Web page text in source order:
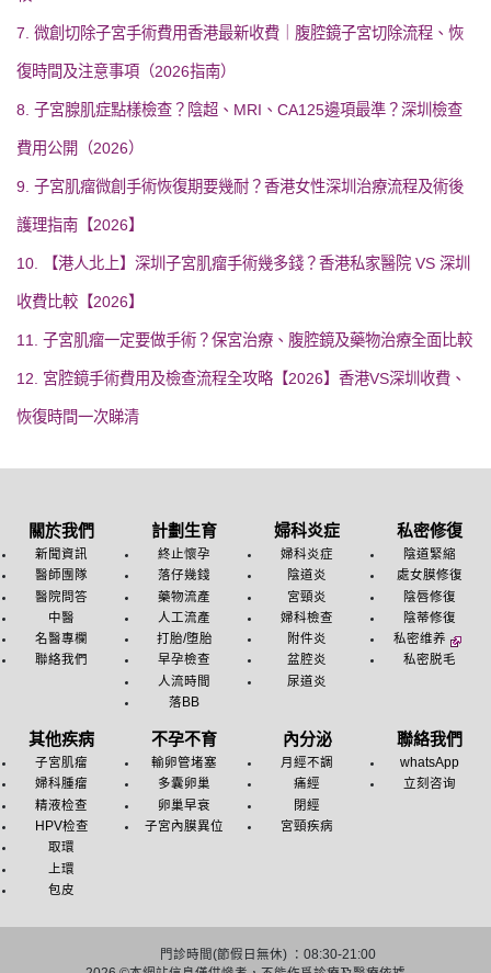
7. 微創切除子宮手術費用香港最新收費｜腹腔鏡子宮切除流程、恢
復時間及注意事項（2026指南）
8. 子宮腺肌症點樣檢查？陰超、MRI、CA125邊項最準？深圳檢查
費用公開（2026）
9. 子宮肌瘤微創手術恢復期要幾耐？香港女性深圳治療流程及術後
護理指南【2026】
10. 【港人北上】深圳子宮肌瘤手術幾多錢？香港私家醫院 VS 深圳
收費比較【2026】
11. 子宮肌瘤一定要做手術？保宮治療、腹腔鏡及藥物治療全面比較
12. 宮腔鏡手術費用及檢查流程全攻略【2026】香港VS深圳收費、
恢復時間一次睇清
關於我們
新聞資訊
醫師團隊
醫院問答
中醫
名醫專欄
聯絡我們
計劃生育
終止懷孕
落仔幾錢
藥物流產
人工流產
打胎/堕胎
早孕檢查
人流時間
落BB
婦科炎症
婦科炎症
陰道炎
宮頸炎
婦科檢查
附件炎
盆腔炎
尿道炎
私密修復
陰道緊縮
處女膜修復
陰唇修復
陰蒂修復
私密维养
私密脱毛
其他疾病
子宮肌瘤
婦科腫瘤
精液检查
HPV检查
取環
上環
包皮
不孕不育
輸卵管堵塞
多囊卵巢
卵巢早衰
子宮內膜異位
內分泌
月經不調
痛經
閉經
宮頸疾病
聯絡我們
whatsApp
立刻咨询
門診時間(節假日無休) ：08:30-21:00